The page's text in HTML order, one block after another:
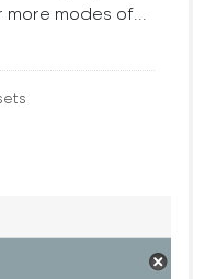
modes of...